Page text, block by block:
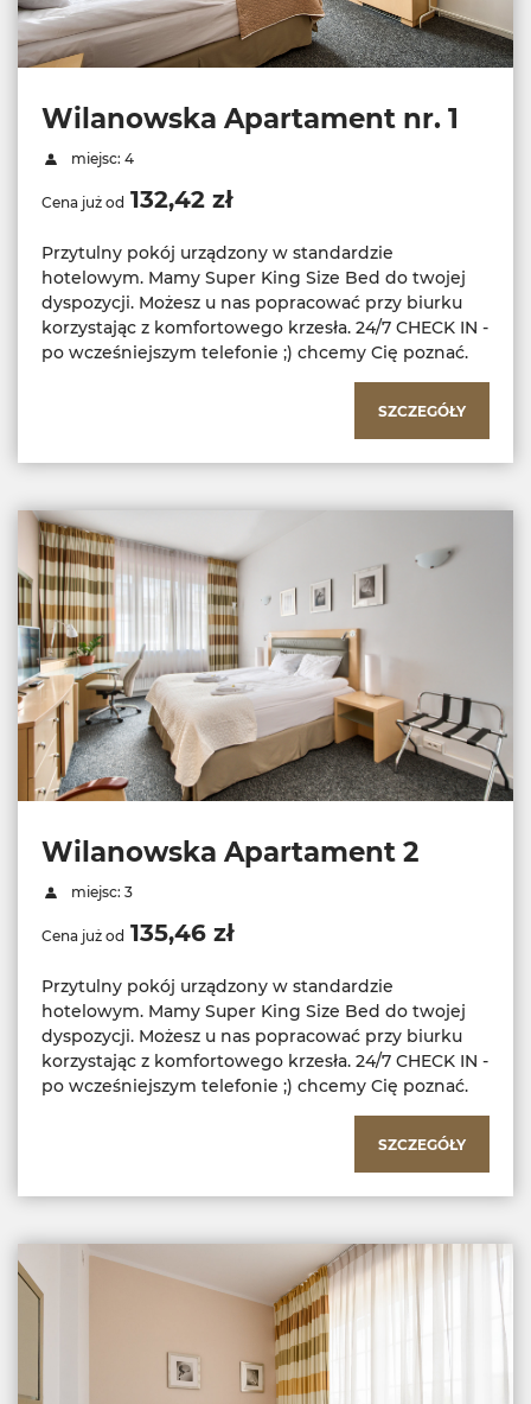
Wilanowska Apartament nr. 1
miejsc: 4
Cena już od 132,42 zł
Przytulny pokój urządzony w standardzie
hotelowym. Mamy Super King Size Bed do twojej
dyspozycji. Możesz u nas popracować przy biurku
korzystając z komfortowego krzesła. 24/7 CHECK IN -
po wcześniejszym telefonie ;) chcemy Cię poznać.
SZCZEGÓŁY
Wilanowska Apartament 2
miejsc: 3
Cena już od 135,46 zł
Przytulny pokój urządzony w standardzie
hotelowym. Mamy Super King Size Bed do twojej
dyspozycji. Możesz u nas popracować przy biurku
korzystając z komfortowego krzesła. 24/7 CHECK IN -
po wcześniejszym telefonie ;) chcemy Cię poznać.
SZCZEGÓŁY